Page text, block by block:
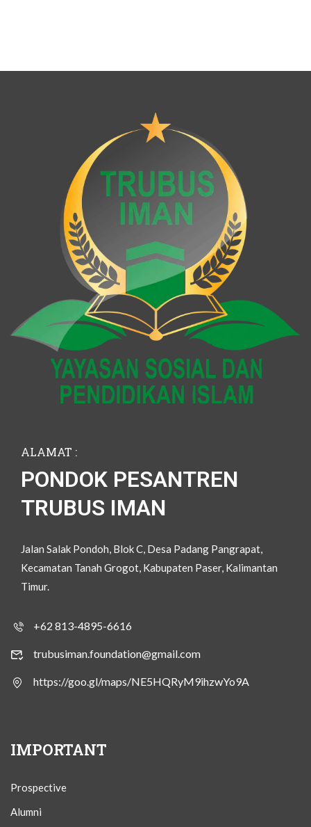
ALAMAT :
PONDOK PESANTREN
TRUBUS IMAN
Jalan Salak Pondoh, Blok C, Desa Padang Pangrapat,
Kecamatan Tanah Grogot, Kabupaten Paser, Kalimantan
Timur.
+62 813-4895-6616
trubusiman.foundation@gmail.com
https://goo.gl/maps/NE5HQRyM9ihzwYo9A
IMPORTANT
Prospective
Alumni